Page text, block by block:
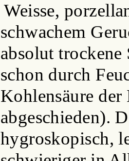
Weisse,
schwachem
absolut
schon durch
Kohlensäure
abgeschieden).
hygroskopisch,